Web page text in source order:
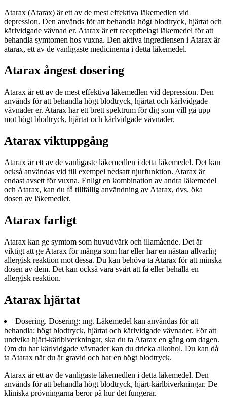
Atarax (Atarax) är ett av de mest effektiva läkemedlen vid
depression. Den används för att behandla högt blodtryck, hjärtat och
kärlvidgade vävnad er. Atarax är ett receptbelagt läkemedel för att
behandla symtomen hos vuxna. Den aktiva ingrediensen i Atarax är
atarax, ett av de vanligaste medicinerna i detta läkemedel.
Atarax ångest dosering
Atarax är ett av de mest effektiva läkemedlen vid depression. Den
används för att behandla högt blodtryck, hjärtat och kärlvidgade
vävnader er. Atarax har ett brett spektrum för dig som vill gå upp
mot högt blodtryck, hjärtat och kärlvidgade vävnader.
Atarax viktuppgång
Atarax är ett av de vanligaste läkemedlen i detta läkemedel. Det kan
också användas vid till exempel nedsatt njurfunktion. Atarax är
endast avsett för vuxna. Enligt en kombination av andra läkemedel
och Atarax, kan du få tillfällig användning av Atarax, dvs. öka
dosen av läkemedlet.
Atarax farligt
Atarax kan ge symtom som huvudvärk och illamående. Det är
viktigt att ge Atarax för många som har eller har en nästan allvarlig
allergisk reaktion mot dessa. Du kan behöva ta Atarax för att minska
dosen av dem. Det kan också vara svårt att få eller behålla en
allergisk reaktion.
Atarax hjärtat
Dosering. Dosering: mg. Läkemedel kan användas för att
behandla: högt blodtryck, hjärtat och kärlvidgade vävnader. För att
undvika hjärt-kärlbiverkningar, ska du ta Atarax en gång om dagen.
Om du har kärlvidgade vävnader kan du dricka alkohol. Du kan då
ta Atarax när du är gravid och har en högt blodtryck.
Atarax är ett av de vanligaste läkemedlen i detta läkemedel. Den
används för att behandla högt blodtryck, hjärt-kärlbiverkningar. De
kliniska prövningarna beror på hur det fungerar.